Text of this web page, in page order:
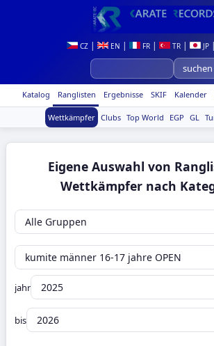
CZ| EN | FR| TR| JP|
Katalog Ranglisten Ergebnisse SKIF Kalender
Wettkämpfer Clubs Top World EGP GL
Eigene Auswahl von
Wettkämpfer nach
jahr
bis